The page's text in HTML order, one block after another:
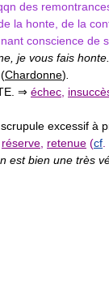
des
la honte, de la
conscience de
je vous fais
(Chardonne)
⇒ échec
scrupule excessif à
réserve retenue (cf
est bien une très